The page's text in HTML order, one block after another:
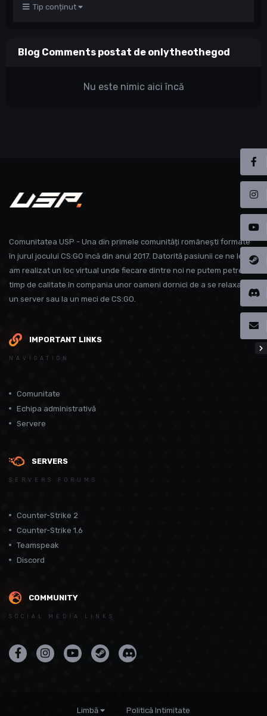
Tip conținut
Blog Comments postat de onlytheothegod
Nu este nimic aici încă
Comunitatea USP - Una din primele comunități românești formate
în jurul jocului CS:GO încă din anul 2017. Datorită pasiunii ce ne leagă
am realizat un loc virtual unde fiecare dintre noi ne putem petrece
timp de calitate în compania unor oameni dornici de a se relaxa pe
un server sau la un meci de CS:GO.
IMPORTANT LINKS
NAVIGATION
Comunitate
Echipa administrativă
Servere
SERVERS
SERVERS FORUMS
Counter-Strike 2
Counter-Strike 1.6
Teamspeak
Discord
COMMUNITY
SOCIAL MEDIA LINKS
Limbă Politică Intimitate